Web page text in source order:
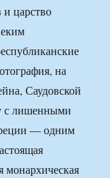
царство
на
Саудовской
с лишенными
— одним